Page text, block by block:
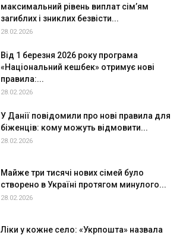
максимальний рівень виплат сім’ям
загиблих і зниклих безвісти...
28.02.2026
Від 1 березня 2026 року програма
«Національний кешбек» отримує нові
правила:...
28.02.2026
У Данії повідомили про нові правила для
біженців: кому можуть відмовити...
28.02.2026
Майже три тисячі нових сімей було
створено в Україні протягом минулого...
28.02.2026
Ліки у кожне село: «Укрпошта» назвала